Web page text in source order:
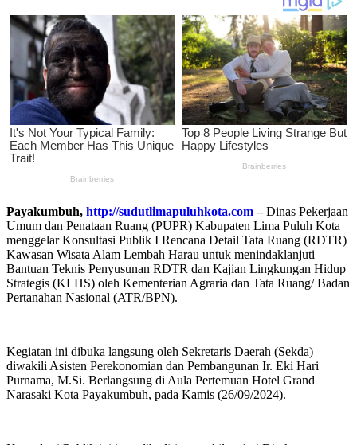
Payakumbuh, http://sudutlimapuluhkota.com–Dinas Pekerjaan
Umum dan Penataan Ruang (PUPR) Kabupaten Lima Puluh Kota
menggelar Konsultasi Publik I Rencana Detail Tata Ruang (RDTR)
Kawasan Wisata Alam Lembah Harau untuk menindaklanjuti
Bantuan Teknis Penyusunan RDTR dan Kajian Lingkungan Hidup
Strategis (KLHS) oleh Kementerian Agraria dan Tata Ruang/ Badan
Pertanahan Nasional (ATR/BPN).
Kegiatan ini dibuka langsung oleh Sekretaris Daerah (Sekda)
diwakili Asisten Perekonomian dan Pembangunan Ir. Eki Hari
Purnama, M.Si. Berlangsung di Aula Pertemuan Hotel Grand
Narasaki Kota Payakumbuh, pada Kamis (26/09/2024).